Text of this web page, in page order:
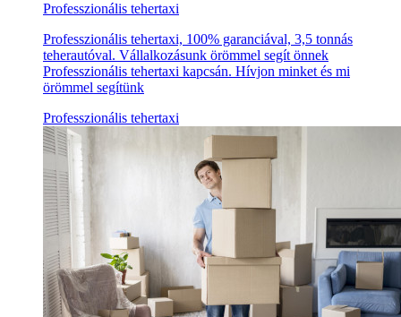
Professzionális tehertaxi
Professzionális tehertaxi, 100% garanciával, 3,5 tonnás
teherautóval. Vállalkozásunk örömmel segít önnek
Professzionális tehertaxi kapcsán. Hívjon minket és mi
örömmel segítünk
Professzionális tehertaxi